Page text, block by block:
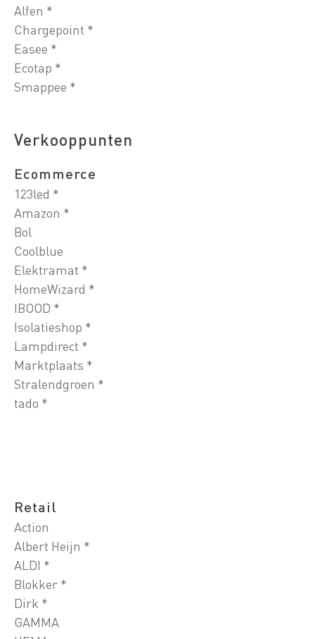
Alfen *
Chargepoint *
Easee *
Ecotap *
Smappee *
Verkooppunten
Ecommerce
123led *
Amazon *
Bol
Coolblue
Elektramat *
HomeWizard *
IBOOD *
Isolatieshop *
Lampdirect *
Marktplaats *
Stralendgroen *
tado *
Retail
Action
Albert Heijn *
ALDI *
Blokker *
Dirk *
GAMMA